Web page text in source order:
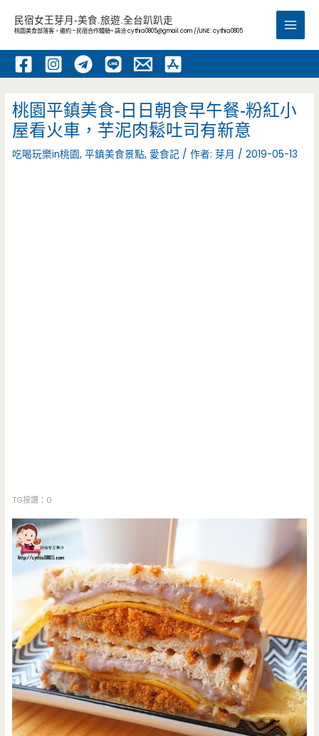
內
民宿女王芽月-美食.旅遊.全台趴趴走
桃園美食部落客，邀約 -民宿合作體驗~ 請洽cythia0805@gmail.com //LINE: cythia0805
Main
桃園平鎮美食-日日朝食早午餐-粉紅小
屋看火車，芋泥肉鬆吐司有新意
吃喝玩樂in桃園,平鎮美食景點, 愛食記 / 作者:芽月 /2019-05-13
TG按讚：0